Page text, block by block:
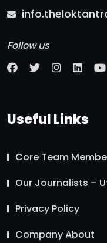
Follow us
Useful Links
Core Team
Our Journalists –
Privacy Policy
Company About